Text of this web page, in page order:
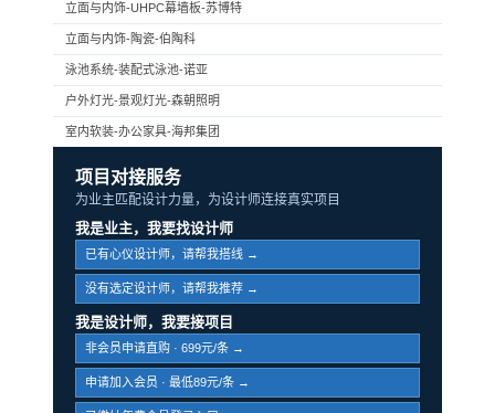
立面与内饰-UHPC幕墙板-苏博特
立面与内饰-陶瓷-伯陶科
泳池系统-装配式泳池-诺亚
户外灯光-景观灯光-森朝照明
室内软装-办公家具-海邦集团
项目对接服务
为业主匹配设计力量，为设计师连接真实项目
我是业主，我要找设计师
已有心仪设计师，请帮我搭线 →
没有选定设计师，请帮我推荐 →
我是设计师，我要接项目
非会员申请直购 · 699元/条 →
申请加入会员 · 最低89元/条 →